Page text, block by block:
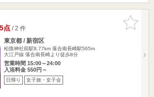
お気に入
りに追加
点/ 2 件
東京都 / 新宿区
松陰神社前駅8.77km 落合南長崎駅565m
大江戸線 落合南長崎より徒歩8分
営業時間 15:00～24:00
入浴料金 550円～
日帰り 女子旅・女子会